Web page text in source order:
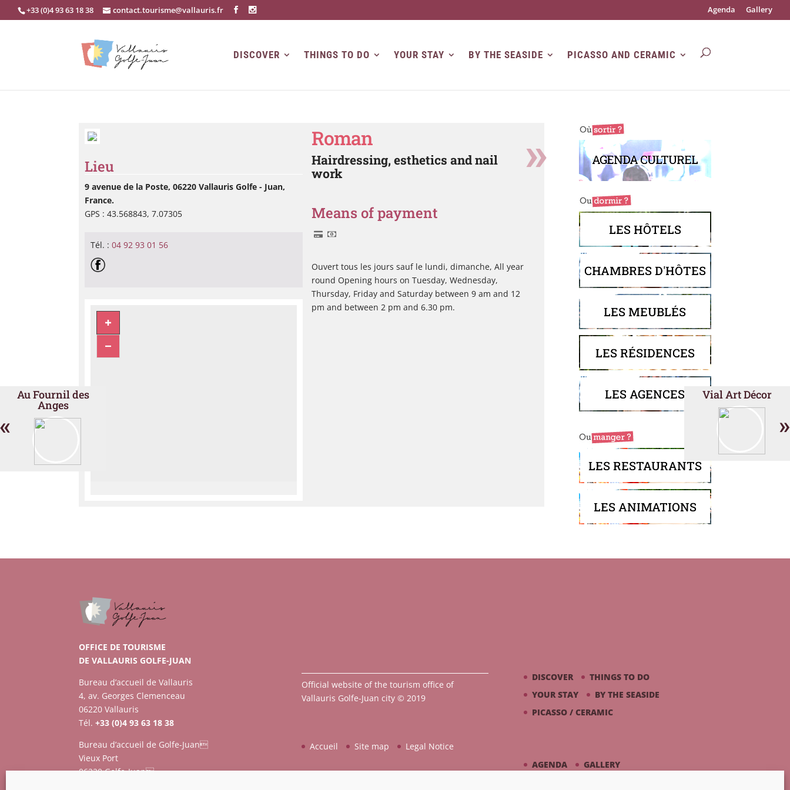
+33 (0)4 93 63 18 38 contact.tourisme@vallauris.fr Agenda Gallery
DISCOVER THINGS TO DO YOUR STAY BY THE SEASIDE PICASSO AND CERAMIC
«
Au Fournil des
Anges
»
Vial Art Décor
Lieu
9 avenue de la Poste, 06220 Vallauris Golfe - Juan,
France.
GPS : 43.568843, 7.07305
Tél. :04 92 93 01 56
Roman
Hairdressing, esthetics and nail
work
Means of payment
Ouvert tous les jours sauf le lundi, dimanche, All year
round Opening hours on Tuesday, Wednesday,
Thursday, Friday and Saturday between 9 am and 12
pm and between 2 pm and 6.30 pm.
AGENDA CULTUREL
LES HÔTELS
CHAMBRES D'HÔTES
LES MEUBLÉS
LES RÉSIDENCES
LES AGENCES
LES RESTAURANTS
LES ANIMATIONS
OFFICE DE TOURISME
DE VALLAURIS GOLFE-JUAN
Bureau d’accueil de Vallauris
4, av. Georges Clemenceau
06220 Vallauris
Tél.+33 (0)4 93 63 18 38
Bureau d’accueil de Golfe-Juan
Vieux Port
06220 Golfe-Juan
Official website of the tourism office of
Vallauris Golfe-Juan city © 2019
Accueil Site map Legal Notice
DISCOVER
THINGS TO DO
YOUR STAY
BY THE SEASIDE
PICASSO / CERAMIC
AGENDA GALLERY